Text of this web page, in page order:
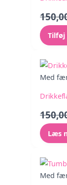
Med
Læs
Med